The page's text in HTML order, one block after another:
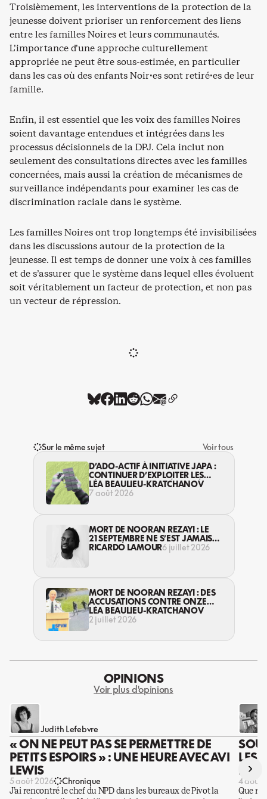
Troisièmement, les interventions de la protection de la
jeunesse doivent prioriser un renforcement des liens
entre les familles Noires et leurs communautés.
L’importance d’une approche culturellement
appropriée ne peut être sous-estimée, en particulier
dans les cas où des enfants Noir·es sont retiré·es de leur
famille.
Enfin, il est essentiel que les voix des familles Noires
soient davantage entendues et intégrées dans les
processus décisionnels de la DPJ. Cela inclut non
seulement des consultations directes avec les familles
concernées, mais aussi la création de mécanismes de
surveillance indépendants pour examiner les cas de
discrimination raciale dans le système.
Les familles Noires ont trop longtemps été invisibilisées
dans les discussions autour de la protection de la
jeunesse. Il est temps de donner une voix à ces familles
et de s’assurer que le système dans lequel elles évoluent
soit véritablement un facteur de protection, et non pas
un vecteur de répression.
Sur le même sujet
Voir tous
D’ADO-ACTIF À INITIATIVE JAPA :
CONTINUER D’EXPLOITER LES
JEUNES… DANS LA LÉGALITÉ?
LÉA BEAULIEU-KRATCHANOV
7 août 2026
MORT DE NOORAN REZAYI : LE
21 SEPTEMBRE NE S’EST JAMAIS
TERMINÉ
RICARDO LAMOUR6 juillet 2026
MORT DE NOORAN REZAYI : DES
ACCUSATIONS CONTRE ONZE
JEUNES, MAIS PAS CONTRE LA
POLICE
LÉA BEAULIEU-KRATCHANOV
2 juillet 2026
OPINIONS
Voir plus d'opinions
Judith Lefebvre
« ON NE PEUT PAS SE PERMETTRE DE
PETITS ESPOIRS » : UNE HEURE AVEC AVI
LEWIS
5 août 2026 Chronique
J’ai rencontré le chef du NPD dans les bureaux de Pivot la
LES
DES
4 août
Que
›